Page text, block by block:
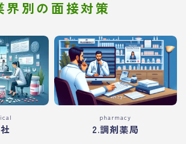
界別の面接対策
pharmacy
2.調剤薬局